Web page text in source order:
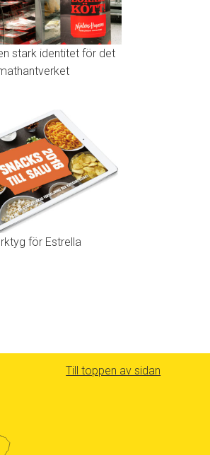
stark identitet för det
för Estrella
Till toppen av sidan